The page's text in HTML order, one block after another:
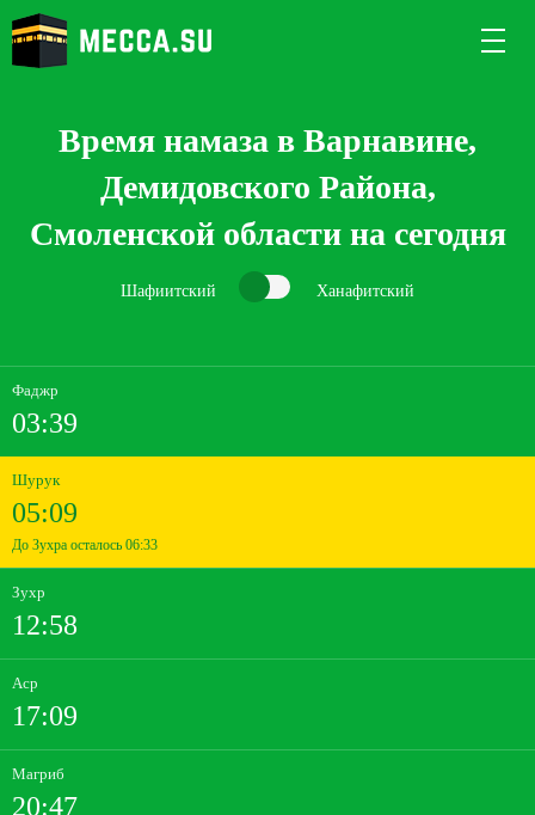
Время намаза в Варнавине,
Демидовского Района,
Смоленской области на сегодня
Шафиитский Ханафитский
Фаджр
03:39
Шурук
05:09
До Зухра осталось 06:33
Зухр
12:58
Аср
17:09
Магриб
20:47